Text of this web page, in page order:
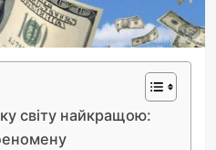
світу найкращою: